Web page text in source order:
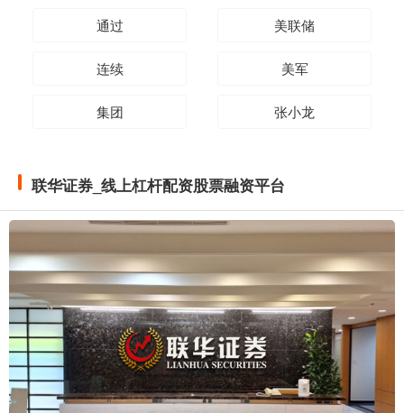
通过 美联储
连续 美军
集团 张小龙
联华证券_线上杠杆配资股票融资平台